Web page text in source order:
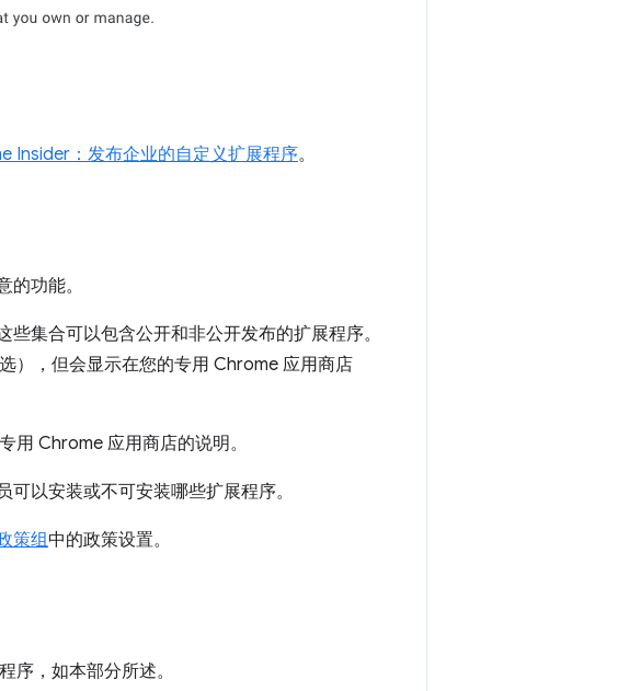
Insider：发布企业的自定义扩展程序。
功能。
些集合可以包含公开和非公开发布的扩展程序。
），但会显示在您的专用 Chrome 应用商店
用 Chrome 应用商店的说明。
可以安装或不可安装哪些扩展程序。
策组中的政策设置。
序，如本部分所述。